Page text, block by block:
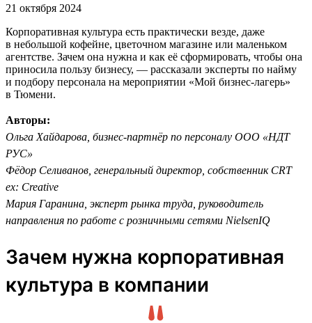
21 октября 2024
Корпоративная культура есть практически везде, даже
в небольшой кофейне, цветочном магазине или маленьком
агентстве. Зачем она нужна и как её сформировать, чтобы она
приносила пользу бизнесу, — рассказали эксперты по найму
и подбору персонала на мероприятии «Мой бизнес-лагерь»
в Тюмени.
Авторы:
Ольга Хайдарова, бизнес-партнёр по персоналу ООО «НДТ
РУС»
Фёдор Селиванов, генеральный директор, собственник CRT
ex: Creative
Мария Гаранина, эксперт рынка труда, руководитель
направления по работе с розничными сетями NielsenIQ
Зачем нужна корпоративная
культура в компании